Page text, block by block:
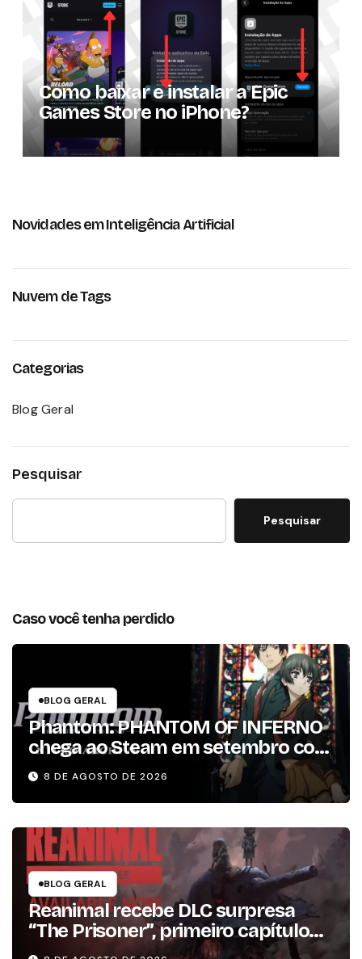
Como baixar e instalar a Epic
Games Store no iPhone?
Novidades em Inteligência Artificial
Nuvem de Tags
Categorias
Blog Geral
Pesquisar
Pesquisar
Caso você tenha perdido
BLOG GERAL
Phantom: PHANTOM OF INFERNO
chega ao Steam em setembro com
conteúdo da versão lançada em
2013
8 DE AGOSTO DE 2026
BLOG GERAL
Reanimal recebe DLC surpresa
“The Prisoner”, primeiro capítulo
da expansão de história